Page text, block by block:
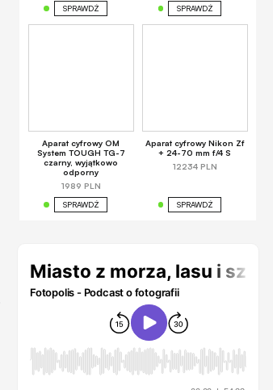
SPRAWDŹ SPRAWDŹ
Aparat cyfrowy OM
System TOUGH TG-7
czarny, wyjątkowo
odporny
1989 PLN
SPRAWDŹ
Aparat cyfrowy Nikon Zf
+ 24-70 mm f/4 S
12234 PLN
SPRAWDŹ